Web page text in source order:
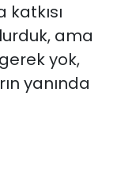
ama
yok,
yanında